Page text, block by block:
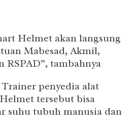
Helmet akan langsung
Mabesad, Akmil,
RSPAD”, tambahnya
penyedia alat
tersebut bisa
suhu tubuh manusia dan